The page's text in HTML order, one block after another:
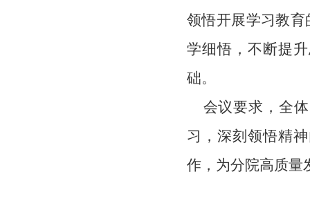
领悟开展学习教
学细悟，不断提
础。
会议要求，全体
习，深刻领悟精
作，为分院高质量